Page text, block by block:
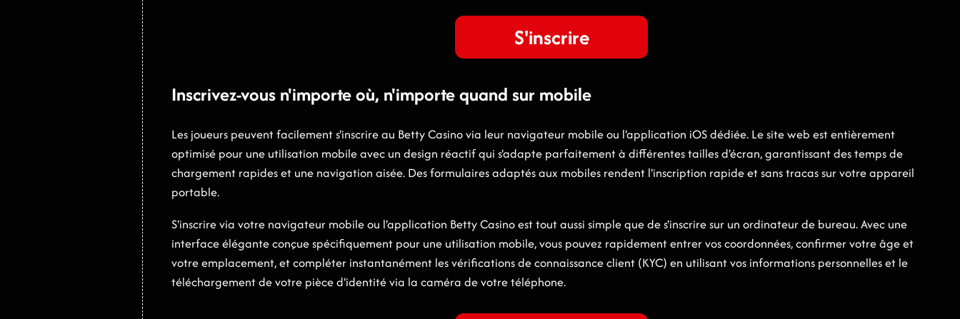
S'inscrire
Inscrivez-vous n'importe où, n'importe quand sur mobile
Les joueurs peuvent facilement s'inscrire au Betty Casino via leur navigateur mobile ou l'application iOS dédiée. Le site web est entièrement
optimisé pour une utilisation mobile avec un design réactif qui s'adapte parfaitement à différentes tailles d'écran, garantissant des temps de
chargement rapides et une navigation aisée. Des formulaires adaptés aux mobiles rendent l'inscription rapide et sans tracas sur votre appareil
portable.
S'inscrire via votre navigateur mobile ou l'application Betty Casino est tout aussi simple que de s'inscrire sur un ordinateur de bureau. Avec une
interface élégante conçue spécifiquement pour une utilisation mobile, vous pouvez rapidement entrer vos coordonnées, confirmer votre âge et
votre emplacement, et compléter instantanément les vérifications de connaissance client (KYC) en utilisant vos informations personnelles et le
téléchargement de votre pièce d'identité via la caméra de votre téléphone.